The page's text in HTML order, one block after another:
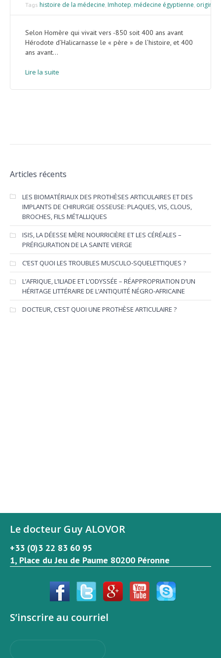
Tags histoire de la médecine, Imhotep, médecine égyptienne, origine
Selon Homère qui vivait vers -850 soit 400 ans avant
Hérodote d’Halicarnasse le « père » de l’histoire, et 400
ans avant...
Lire la suite
Articles récents
LES BIOMATÉRIAUX DES PROTHÈSES ARTICULAIRES ET DES
IMPLANTS DE CHIRURGIE OSSEUSE: PLAQUES, VIS, CLOUS,
BROCHES, FILS MÉTALLIQUES
ISIS, LA DÉESSE MÈRE NOURRICIÈRE ET LES CÉRÉALES –
PRÉFIGURATION DE LA SAINTE VIERGE
C’EST QUOI LES TROUBLES MUSCULO-SQUELETTIQUES ?
L’AFRIQUE, L’ILIADE ET L’ODYSSÉE – RÉAPPROPRIATION D’UN
HÉRITAGE LITTÉRAIRE DE L’ANTIQUITÉ NÉGRO-AFRICAINE
DOCTEUR, C’EST QUOI UNE PROTHÈSE ARTICULAIRE ?
Le docteur Guy ALOVOR
+33 (0)3 22 83 60 95
1, Place du Jeu de Paume 80200 Péronne
S’inscrire au courriel